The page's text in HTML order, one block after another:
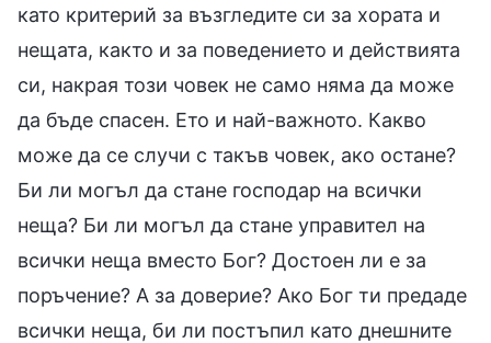
като критерий за възгледите си за хората и
нещата, както и за поведението и действията
си, накрая този човек не само няма да може
да бъде спасен. Ето и най-важното. Какво
може да се случи с такъв човек, ако остане?
Би ли могъл да стане господар на всички
неща? Би ли могъл да стане управител на
всички неща вместо Бог? Достоен ли е за
поръчение? А за доверие? Ако Бог ти предаде
всички неща, би ли постъпил като днешните